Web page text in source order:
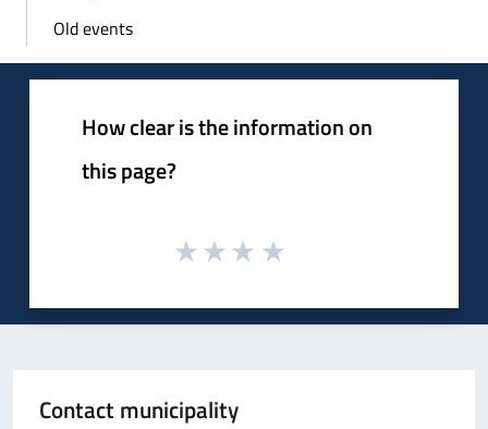
Old events
How clear is the information on
this page?
Contact municipality